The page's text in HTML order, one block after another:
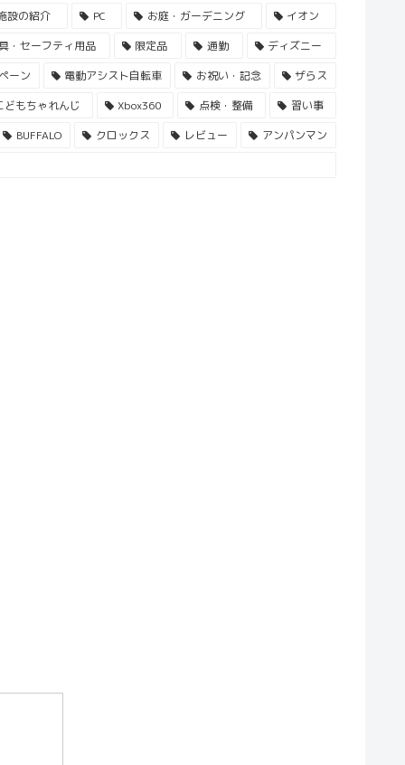
設の紹介 PC お庭・ガーデニング
イオン
・セーフティ用品 限定品 通勤
ディズニー
ーン 電動アシスト自転車 お祝い・記念
ザらス
どもちゃれんじ Xbox360 点検・整備
習い事
BUFFALO クロックス レビュー
アンパンマン